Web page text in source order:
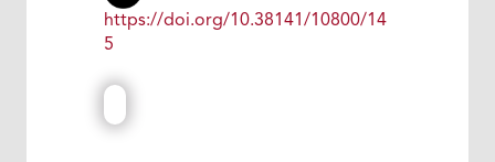
https://doi.org/10.38141/10800/14
5